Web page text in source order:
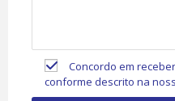
Concordo em
conforme descrito na